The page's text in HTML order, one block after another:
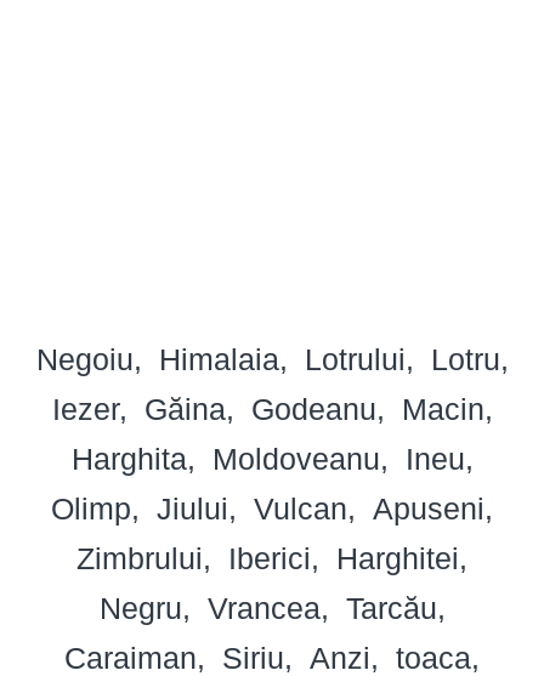
Negoiu Himalaia Lotrului
Lotru
Iezer
Găina Godeanu
Macin
Harghita
Moldoveanu
Ineu
Olimp
Jiului Vulcan
Apuseni
Zimbrului
Iberici
Harghitei
Negru
Vrancea
Tarcău
Caraiman
Siriu Anzi
toaca